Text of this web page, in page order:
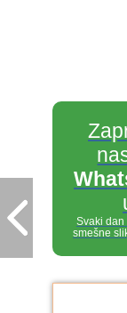
Svaki dan
smešne